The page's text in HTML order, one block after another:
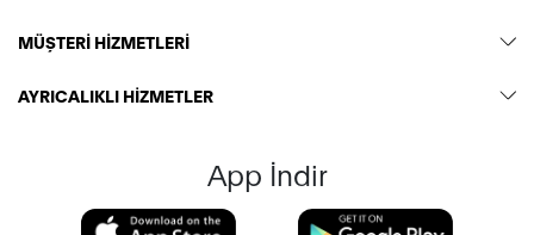
MÜŞTERİ HİZMETLERİ
AYRICALIKLI HİZMETLER
App İndir